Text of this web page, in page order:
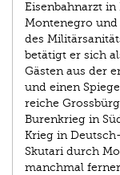
Eisenbahnarzt
Montenegro und
des
betätigt er sich
Gästen aus der
und einen
reiche
Burenkrieg in
Krieg in
Skutari durch
manchmal